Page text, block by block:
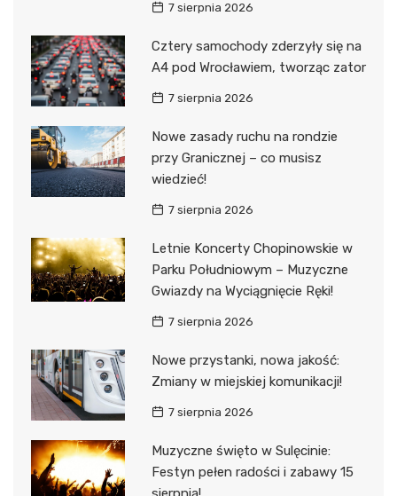
7 sierpnia 2026
Cztery samochody zderzyły się na
A4 pod Wrocławiem, tworząc zator
7 sierpnia 2026
Nowe zasady ruchu na rondzie
przy Granicznej – co musisz
wiedzieć!
7 sierpnia 2026
Letnie Koncerty Chopinowskie w
Parku Południowym – Muzyczne
Gwiazdy na Wyciągnięcie Ręki!
7 sierpnia 2026
Nowe przystanki, nowa jakość:
Zmiany w miejskiej komunikacji!
7 sierpnia 2026
Muzyczne święto w Sulęcinie:
Festyn pełen radości i zabawy 15